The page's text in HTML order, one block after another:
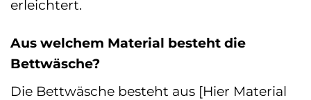
erleichtert.
Aus welchem Material besteht die
Bettwäsche?
Die Bettwäsche besteht aus [Hier Material